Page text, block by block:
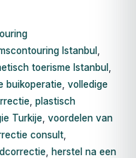
Istanbul
toerisme Istanbul
buikoperatie volledige
plastisch
Turkije voordelen van
consult
herstel na een